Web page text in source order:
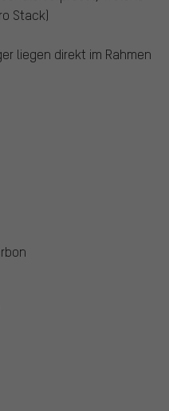
Stack)
liegen direkt im Rahmen